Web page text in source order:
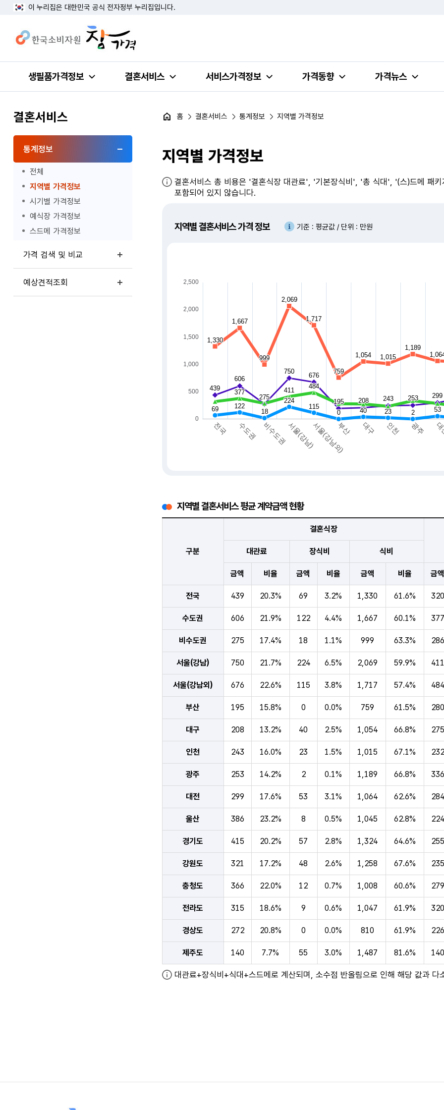
이 누리집은 대한민국 공식 전자정부 누리집입니다.
생필품가격정보 결혼서비스 서비스가격정보 가격동향 가격뉴스
결혼서비스
통계정보
전체
지역별 가격정보
시기별 가격정보
예식장 가격정보
스드메 가격정보
가격 검색 및 비교
예상견적조회
홈 결혼서비스 통계정보 지역별 가격정보
지역별 가격정보
결혼서비스 총 비용은 '결혼식장 대관료', '기본장식비', '총 식대', '(스)드메 패
포함되어 있지 않습니다.
지역별 결혼서비스 가격 정보 기준 : 평균값 / 단위 : 만원
지역별 결혼서비스 평균 계약금액 현황
구분
결혼식장
대관료 장식비 식비
금액 비율 금액 비율 금액 비율 금
전국 439 20.3% 69 3.2% 1,330 61.6% 320
수도권 606 21.9% 122 4.4% 1,667 60.1% 377
비수도권 275 17.4% 18 1.1% 999 63.3% 286
서울(강남) 750 21.7% 224 6.5% 2,069 59.9% 411
서울(강남외) 676 22.6% 115 3.8% 1,717 57.4% 484
부산 195 15.8% 0 0.0% 759 61.5% 280
대구 208 13.2% 40 2.5% 1,054 66.8% 275
인천 243 16.0% 23 1.5% 1,015 67.1% 232
광주 253 14.2% 2 0.1% 1,189 66.8% 336
대전 299 17.6% 53 3.1% 1,064 62.6% 284
울산 386 23.2% 8 0.5% 1,045 62.8% 224
경기도 415 20.2% 57 2.8% 1,324 64.6% 255
강원도 321 17.2% 48 2.6% 1,258 67.6% 235
충청도 366 22.0% 12 0.7% 1,008 60.6% 279
전라도 315 18.6% 9 0.6% 1,047 61.9% 320
경상도 272 20.8% 0 0.0% 810 61.9% 226
제주도 140 7.7% 55 3.0% 1,487 81.6% 140
대관료+장식비+식대+스드메로 계산되며, 소수점 반올림으로 인해 해당 값과